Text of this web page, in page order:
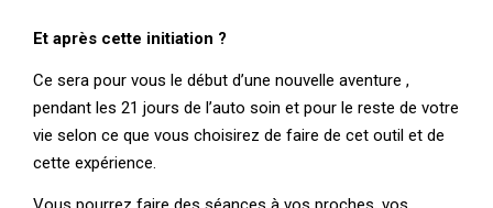
Et après cette initiation ?
Ce sera pour vous le début d’une nouvelle aventure ,
pendant les 21 jours de l’auto soin et pour le reste de votre
vie selon ce que vous choisirez de faire de cet outil et de
cette expérience.